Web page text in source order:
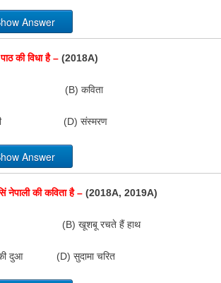
Answer
पाठ की विधा है – (2018A)
(B) कविता
(D) संस्मरण
Answer
नेपाली की कविता है – (2018A, 2019A)
(B) खूशबू रचते हैं हाथ
की दुआ (D) सुदामा चरित